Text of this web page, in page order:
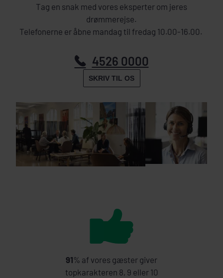
Tag en snak med vores eksperter om jeres
drømmerejse.
Telefonerne er åbne mandag til fredag 10.00-16.00.
4526 0000
SKRIV TIL OS
91% af vores gæster giver
topkarakteren 8, 9 eller 10